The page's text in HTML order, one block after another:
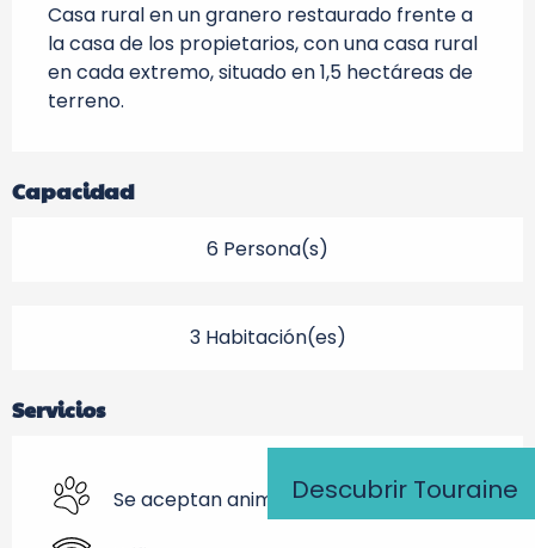
Descubrir Touraine
Casa rural en un granero restaurado frente a
la casa de los propietarios, con una casa rural
en cada extremo, situado en 1,5 hectáreas de
terreno.
Capacidad
6 Persona(s)
3 Habitación(es)
Servicios
Se aceptan animales